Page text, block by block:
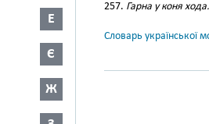
Е
Є
Ж
257. Гарна у коня хода.
Словарь української